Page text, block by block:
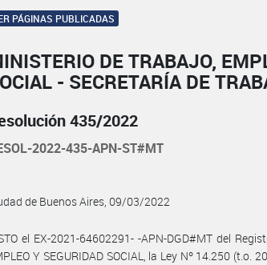
PÁGINAS PUBLICADAS
DE TRABAJO,
- SECRETARÍA DE
435/2022
2022-435-APN-ST#MT
de Buenos Aires, 09/03/2022
el EX-2021-64602291- -APN-DGD#MT del
Y SEGURIDAD SOCIAL, la Ley Nº 14.250 (t.o.